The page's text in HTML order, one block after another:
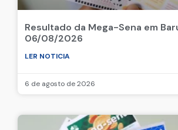
Resultado da Mega-Sena em
06/08/2026